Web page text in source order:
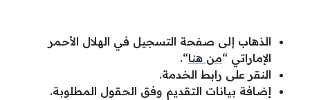
الذهاب إلى صفحة التسجيل في الهلال الأحمر
الإماراتي “من هنا“.
النقر على رابط الخدمة.
إضافة بيانات التقديم وفق الحقول المطلوبة.